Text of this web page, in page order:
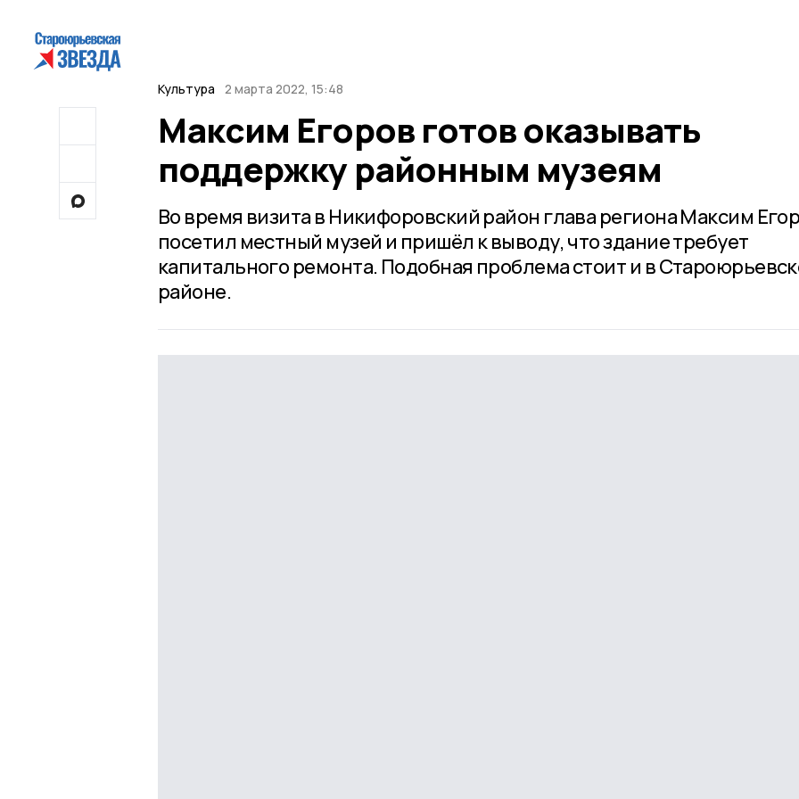
Культура 2 марта 2022, 15:48
Максим Егоров готов оказывать
поддержку районным музеям
Во время визита в Никифоровский район глава региона Максим
посетил местный музей и пришёл к выводу, что здание требует
капитального ремонта. Подобная проблема стоит и в
районе.